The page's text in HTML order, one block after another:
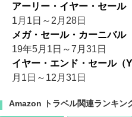
アーリー・イヤー・セール
1月1日～2月28日
メガ・セール・カーニバル
19年5月1日～7月31日
イヤー・エンド・セール（
月1日～12月31日
Amazon トラベル関連ランキン